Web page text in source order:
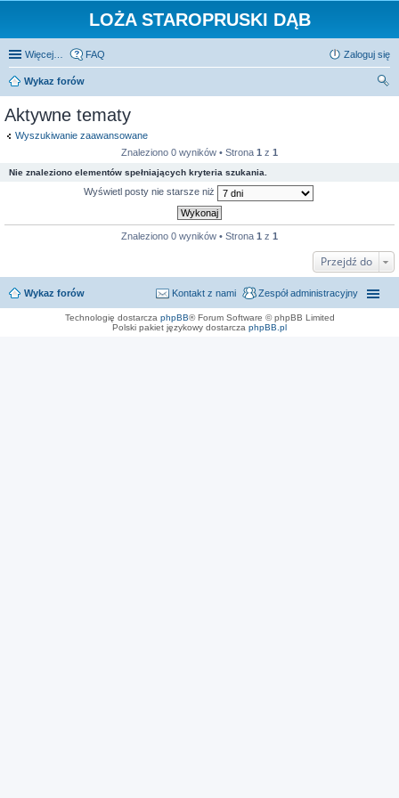
LOŻA STAROPRUSKI DĄB
Więcej… FAQ Zaloguj się
Wykaz forów
Aktywne tematy
Wyszukiwanie zaawansowane
Znaleziono 0 wyników • Strona 1 z 1
Nie znaleziono elementów spełniających kryteria szukania.
Wyświetl posty nie starsze niż
Znaleziono 0 wyników • Strona 1 z 1
Przejdź do
Wykaz forów Zespół administracyjny
Kontakt z nami
Technologię dostarcza phpBB® Forum Software © phpBB Limited
Polski pakiet językowy dostarcza phpBB.pl